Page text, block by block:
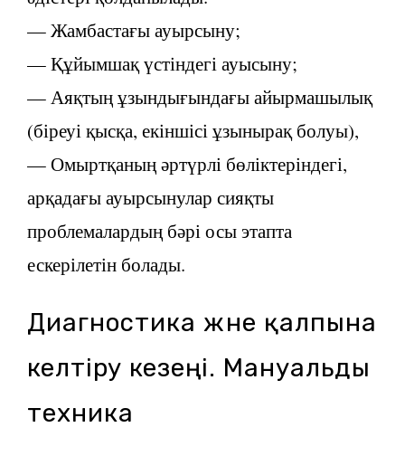
— Жамбастағы ауырсыну;
— Құйымшақ үстіндегі ауысыну;
— Аяқтың ұзындығындағы айырмашылық
(біреуі қысқа, екіншісі ұзынырақ болуы),
— Омыртқаның әртүрлі бөліктеріндегі,
арқадағы ауырсынулар сияқты
проблемалардың бәрі осы этапта
ескерілетін болады.
Диагностика және қалпына
келтіру кезеңі. Мануальды
техника